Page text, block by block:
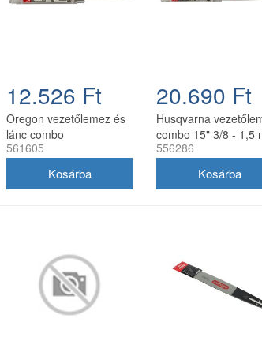
12.526 Ft
Oregon vezetőlemez és
lánc combo
120SDEA041 30 cm 3/8
561605
20.690 Ft
Husqvarna
combo 15" 3/8 - 1,5
56 szemes 2 db
556286